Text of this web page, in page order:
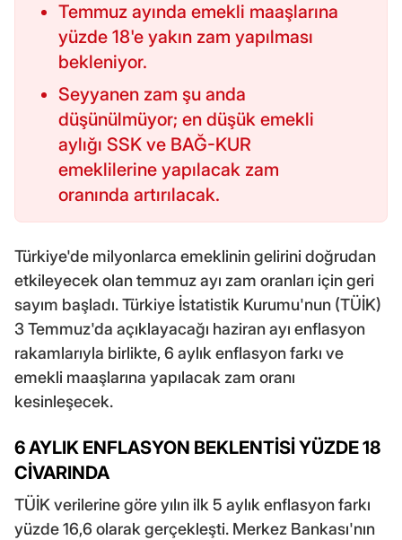
Temmuz ayında emekli maaşlarına
yüzde 18'e yakın zam yapılması
bekleniyor.
Seyyanen zam şu anda
düşünülmüyor; en düşük emekli
aylığı SSK ve BAĞ-KUR
emeklilerine yapılacak zam
oranında artırılacak.
Türkiye'de milyonlarca emeklinin gelirini doğrudan
etkileyecek olan temmuz ayı zam oranları için geri
sayım başladı. Türkiye İstatistik Kurumu'nun (TÜİK)
3 Temmuz'da açıklayacağı haziran ayı enflasyon
rakamlarıyla birlikte, 6 aylık enflasyon farkı ve
emekli maaşlarına yapılacak zam oranı
kesinleşecek.
6 AYLIK ENFLASYON BEKLENTİSİ YÜZDE 18
CİVARINDA
TÜİK verilerine göre yılın ilk 5 aylık enflasyon farkı
yüzde 16,6 olarak gerçekleşti. Merkez Bankası'nın